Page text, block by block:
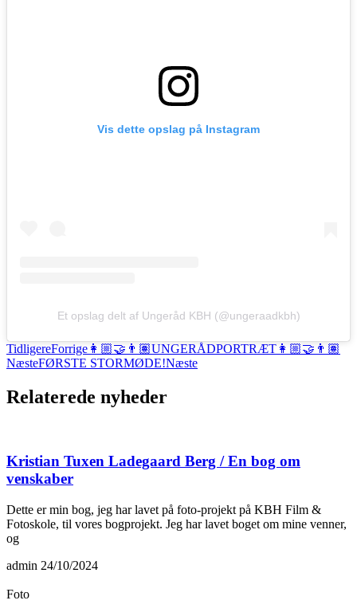
Vis dette opslag på Instagram
Et opslag delt af Ungeråd KBH (@ungeraadkbh)
TidligereForrige 👩🏼‍🤝‍👨🏽UNGERÅDPORTRÆT👩🏼‍🤝‍👨🏽
NæsteFØRSTE STORMØDE!Næste
Relaterede nyheder
Kristian Tuxen Ladegaard Berg / En bog om
venskaber
Dette er min bog, jeg har lavet på foto-projekt på KBH Film &
Fotoskole, til vores bogprojekt. Jeg har lavet boget om mine venner,
og
admin 24/10/2024
Foto